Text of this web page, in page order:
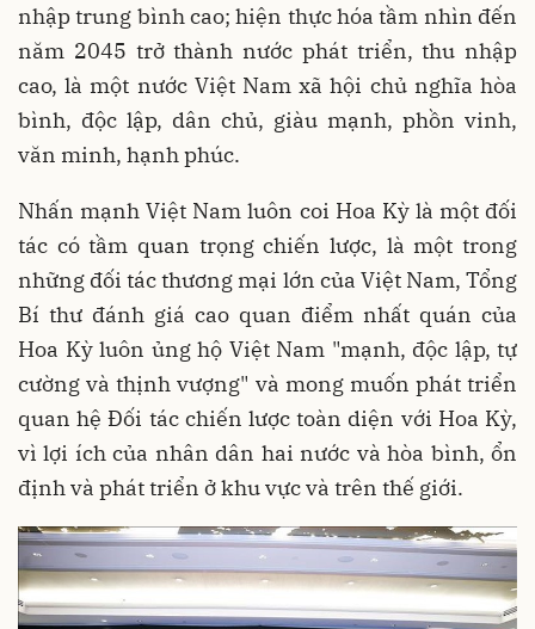
nhập trung bình cao; hiện thực hóa tầm nhìn đến
năm 2045 trở thành nước phát triển, thu nhập
cao, là một nước Việt Nam xã hội chủ nghĩa hòa
bình, độc lập, dân chủ, giàu mạnh, phồn vinh,
văn minh, hạnh phúc.
Nhấn mạnh Việt Nam luôn coi Hoa Kỳ là một đối
tác có tầm quan trọng chiến lược, là một trong
những đối tác thương mại lớn của Việt Nam, Tổng
Bí thư đánh giá cao quan điểm nhất quán của
Hoa Kỳ luôn ủng hộ Việt Nam "mạnh, độc lập, tự
cường và thịnh vượng" và mong muốn phát triển
quan hệ Đối tác chiến lược toàn diện với Hoa Kỳ,
vì lợi ích của nhân dân hai nước và hòa bình, ổn
định và phát triển ở khu vực và trên thế giới.